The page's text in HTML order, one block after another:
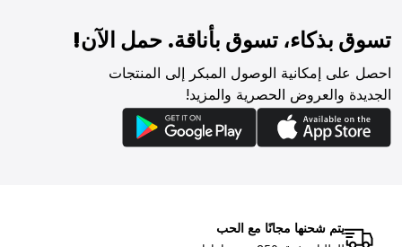
تسوق بذكاء، تسوق بأناقة. حمل الآن!
احصل على إمكانية الوصول المبكر إلى المنتجات
الجديدة والعروض الحصرية والمزيد!
يتم شحنها مجانًا مع الحب